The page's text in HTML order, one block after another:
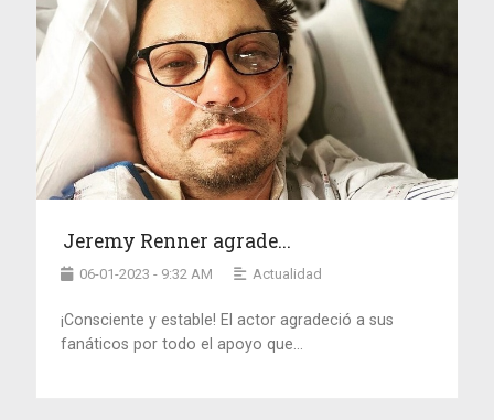
Jeremy Renner agrade...
06-01-2023 - 9:32 AM Actualidad
¡Consciente y estable! El actor agradeció a sus
fanáticos por todo el apoyo que...